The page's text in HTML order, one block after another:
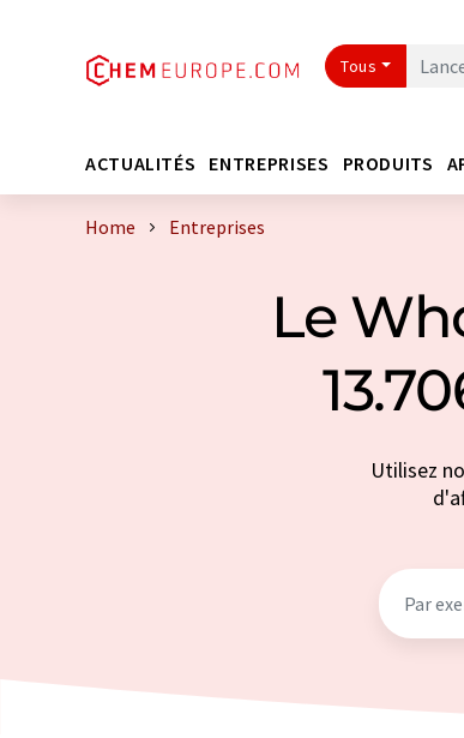
Tous
ACTUALITÉS ENTREPRISES PRODUITS
Home Entreprises
Le
Utilisez